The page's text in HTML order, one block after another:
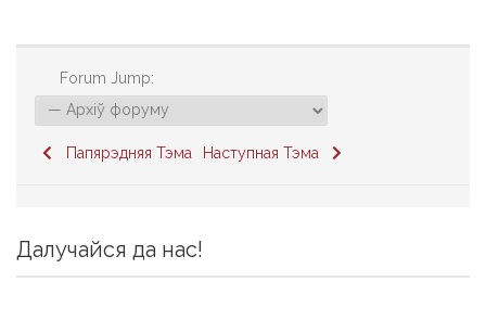
Forum Jump:
Папярэдняя Тэма Наступная Тэма
Далучайся да нас!